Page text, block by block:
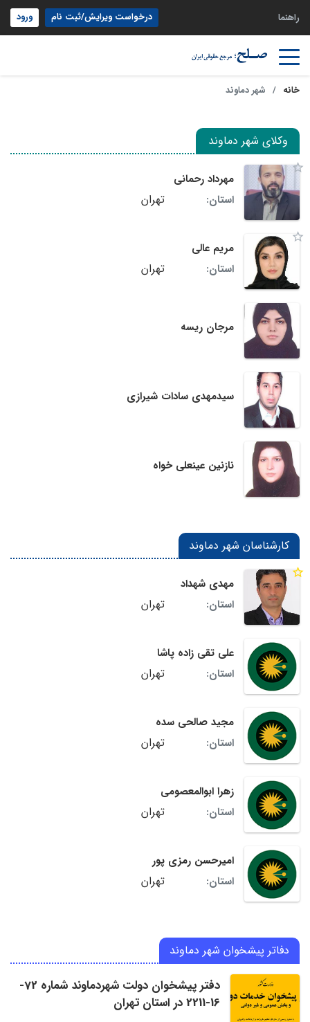
راهنما درخواست ویرایش/ثبت نام ورود
خانه شهر دماوند
وکلای شهر دماوند
مهرداد رحمانی
استان:
تهران
مریم عالی
استان:
تهران
مرجان ریسه
سیدمهدی سادات شیرازی
نازنین عینعلی خواه
کارشناسان شهر دماوند
مهدی شهداد
استان:
تهران
علی تقی زاده پاشا
استان:
تهران
مجید صالحی سده
استان:
تهران
زهرا ابوالمعصومی
استان:
تهران
امیرحسن رمزی پور
استان:
تهران
دفاتر پیشخوان شهر دماوند
دفتر پیشخوان دولت شهردماوند شماره 72-
16-2211 در استان تهران